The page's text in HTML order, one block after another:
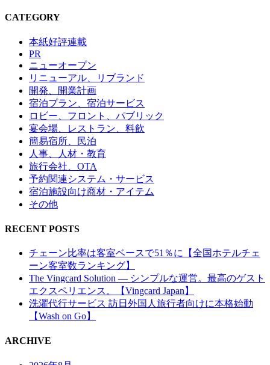
CATEGORY
本紙好評連載
PR
ニューオープン
リニューアル、リブランド
開発、開業計画
宿泊プラン、宿泊サービス
ロビー、フロント、パブリック
宴会場、レストラン、料飲
簡易宿所、民泊
人事、人材・教育
旅行会社、OTA
予約関連システム・サービス
宿泊施設向け商材・アイテム
その他
RECENT POSTS
チェーン比率は客室ベースで51％に【全国ホテルチェ
ーン客室数ランキング】
The Vingcard Solution ― シンプルな運営。最高のゲスト
エクスペリエンス。【Vingcard Japan】
洗濯代行サービス 訪日外国人旅行者向けに本格始動
【Wash on Go】
ARCHIVE